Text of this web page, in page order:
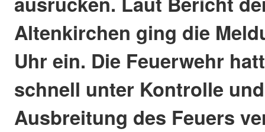
Altenkirchen ging die
Uhr ein. Die Feuerwehr
schnell unter Kontrolle
Ausbreitung des Feuers